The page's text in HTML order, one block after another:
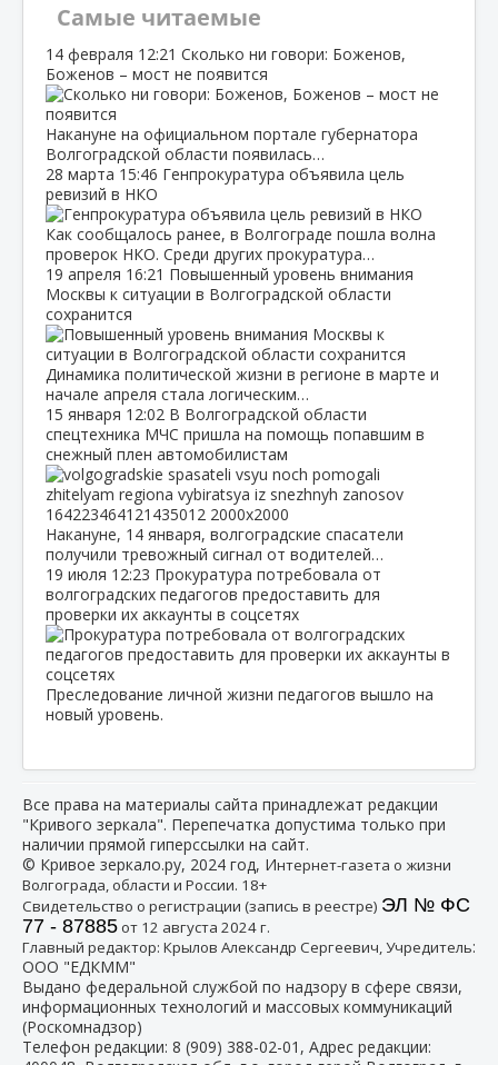
Самые читаемые
14 февраля 12:21 Сколько ни говори: Боженов,
Боженов – мост не появится
Накануне на официальном портале губернатора
Волгоградской области появилась…
28 марта 15:46 Генпрокуратура объявила цель
ревизий в НКО
Как сообщалось ранее, в Волгограде пошла волна
проверок НКО. Среди других прокуратура…
19 апреля 16:21 Повышенный уровень внимания
Москвы к ситуации в Волгоградской области
сохранится
Динамика политической жизни в регионе в марте и
начале апреля стала логическим…
15 января 12:02 В Волгоградской области
спецтехника МЧС пришла на помощь попавшим в
снежный плен автомобилистам
Накануне, 14 января, волгоградские спасатели
получили тревожный сигнал от водителей…
19 июля 12:23 Прокуратура потребовала от
волгоградских педагогов предоставить для
проверки их аккаунты в соцсетях
Преследование личной жизни педагогов вышло на
новый уровень.
Все права на материалы сайта принадлежат редакции
"Кривого зеркала". Перепечатка допустима только при
наличии прямой гиперссылки на сайт.
© Кривое зеркало.ру, 2024 год, Интернет-газета о жизни
Волгограда, области и России. 18+
Свидетельство о регистрации (запись в реестре) ЭЛ № ФС
77 - 87885от 12 августа 2024 г.
Главный редактор: Крылов Александр Сергеевич, Учредитель:
ООО "ЕДКММ"
Выдано федеральной службой по надзору в сфере связи,
информационных технологий и массовых коммуникаций
(Роскомнадзор)
Телефон редакции: 8 (909) 388-02-01 , Адрес редакции: